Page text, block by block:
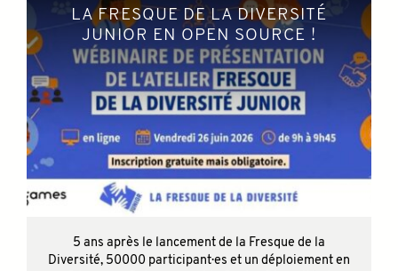
LA FRESQUE DE LA DIVERSITÉ
JUNIOR EN OPEN SOURCE !
5 ans après le lancement de la Fresque de la
Diversité, 50000 participant·es et un déploiement en